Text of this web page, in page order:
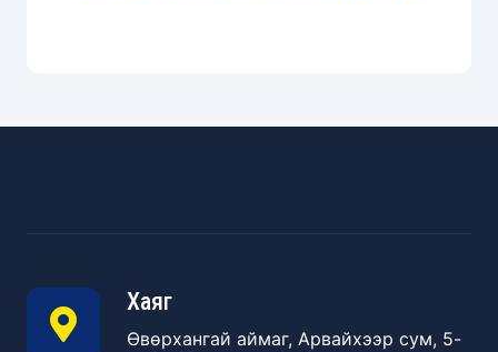
Хаяг
Өвөрхангай аймаг, Арвайхээр сум, 5-